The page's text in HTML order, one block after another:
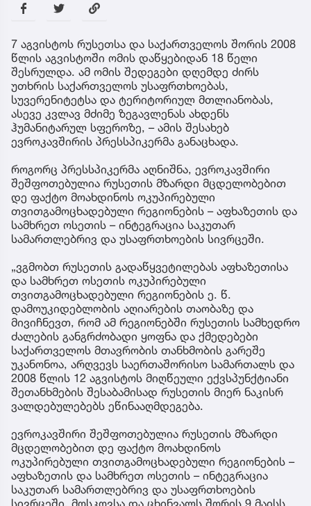
7 აგვისტოს რუსეთსა და საქართველოს შორის 2008
წლის აგვისტოში ომის დაწყებიდან 18 წელი
შესრულდა. ამ ომის შედეგები დღემდე ძირს
უთხრის საქართველოს უსაფრთხოებას,
სუვერენიტეტსა და ტერიტორიულ მთლიანობას,
ასევე კვლავ მძიმე ზეგავლენას ახდენს
ჰუმანიტარულ სფეროზე, – ამის შესახებ
ევროკავშირის პრესსპიკერმა განაცხადა.
როგორც პრესსპიკერმა აღნიშნა, ევროკავშირი
შეშფოთებულია რუსეთის მზარდი მცდელობებით
დე ფაქტო მოახდინოს ოკუპირებული
თვითგამოცხადებული რეგიონების – აფხაზეთის და
სამხრეთ ოსეთის – ინტეგრაცია საკუთარ
სამართლებრივ და უსაფრთხოების სივრცეში.
„ვგმობთ რუსეთის გადაწყვეტილებას აფხაზეთისა
და სამხრეთ ოსეთის ოკუპირებული
თვითგამოცხადებული რეგიონების ე. წ.
დამოუკიდებლობის აღიარების თაობაზე და
მივიჩნევთ, რომ ამ რეგიონებში რუსეთის სამხედრო
ძალების განგრძობადი ყოფნა და ქმედებები
საქართველოს მთავრობის თანხმობის გარეშე
უკანონოა, არღვევს საერთაშორისო სამართალს და
2008 წლის 12 აგვისტოს მიღწეული ექვსპუნქტიანი
შეთანხმების შესაბამისად რუსეთის მიერ ნაკისრ
ვალდებულებებს ეწინააღმდეგება.
ევროკავშირი შეშფოთებულია რუსეთის მზარდი
მცდელობებით დე ფაქტო მოახდინოს
ოკუპირებული თვითგამოცხადებული რეგიონების –
აფხაზეთის და სამხრეთ ოსეთის – ინტეგრაცია
საკუთარ სამართლებრივ და უსაფრთხოების